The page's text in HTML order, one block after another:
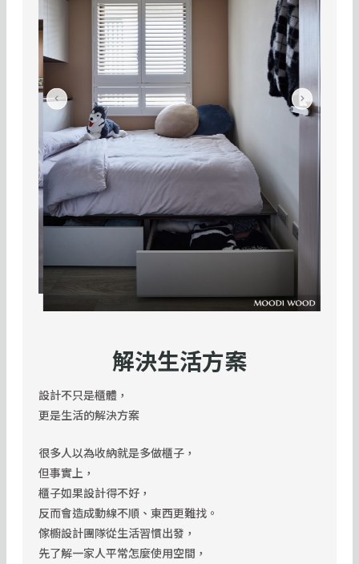
解決生活方案
設計不只是櫃體，
更是生活的解決方案
很多人以為收納就是多做櫃子，
但事實上，
櫃子如果設計得不好，
反而會造成動線不順、東西更難找。
傢櫥設計團隊從生活習慣出發，
先了解一家人平常怎麼使用空間，